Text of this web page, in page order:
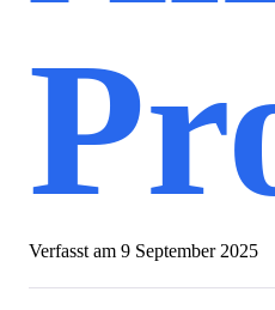
Verfasst am 9 September 2025